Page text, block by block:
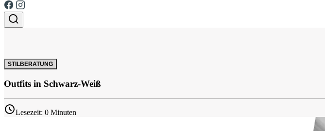
STILBERATUNG
Outfits in Schwarz-Weiß
Lesezeit: 0 Minuten